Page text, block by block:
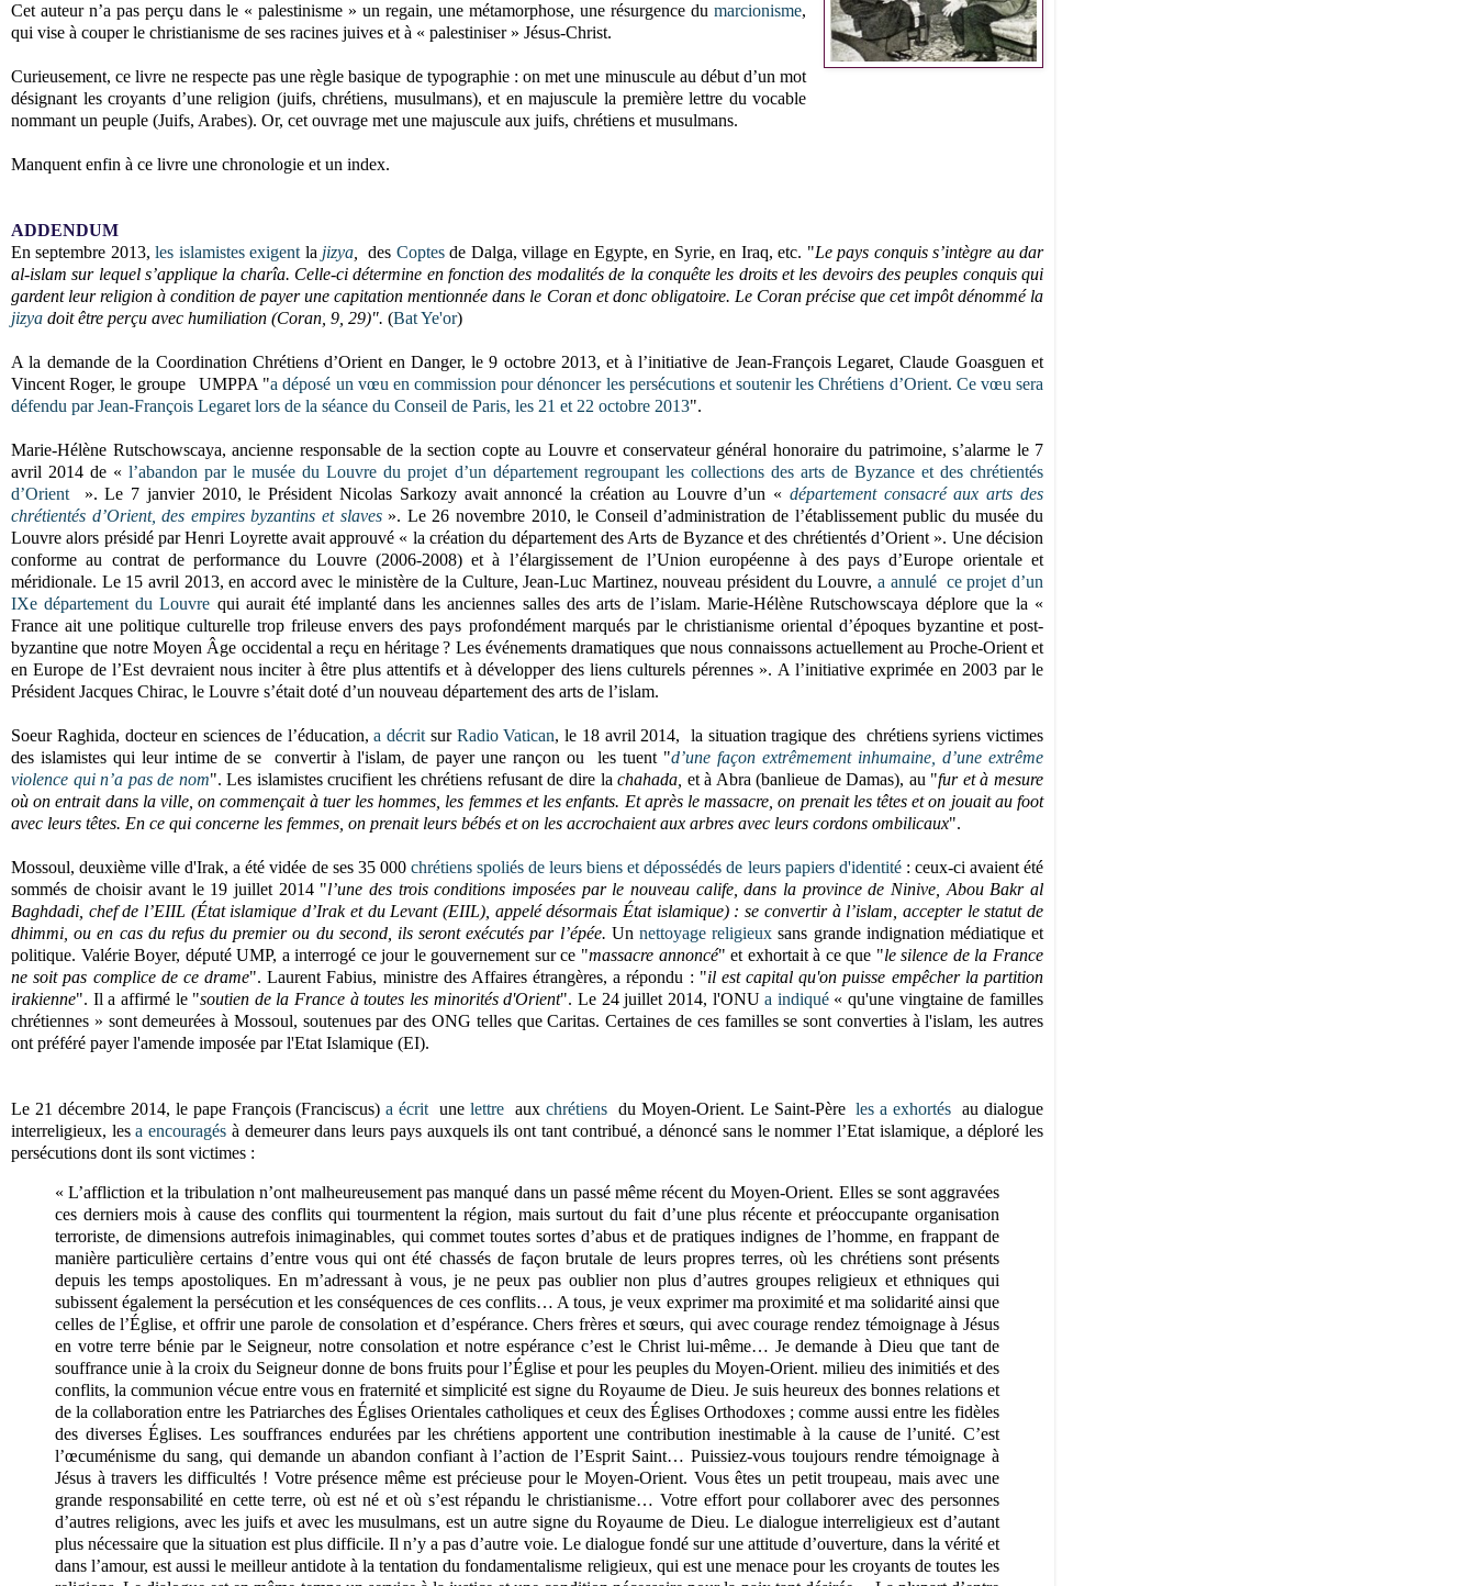
Cet auteur n’a pas perçu dans le « palestinisme » un regain, une métamorphose, une résurgence dumarcionisme,
qui vise à couper le christianisme de ses racines juives et à « palestiniser » Jésus-Christ.
Curieusement, ce livre ne respecte pas une règle basique de typographie : on met une minuscule au début d’un mot
désignant les croyants d’une religion (juifs, chrétiens, musulmans), et en majuscule la première lettre du vocable
nommant un peuple (Juifs, Arabes). Or, cet ouvrage met une majuscule aux juifs, chrétiens et musulmans.
Manquent enfin à ce livre une chronologie et un index.
ADDENDUM
En septembre 2013,les islamistes exigent la jizya des Coptesde Dalga, village en Egypte, en Syrie, en Iraq, etc. "Le pays conquis s’intègre au dar
al-islam sur lequel s’applique la charîa. Celle-ci détermine en fonction des modalités de la conquête les droits et les devoirs des peuples conquis qui
gardent leur religion à condition de payer une capitation mentionnée dans le Coran et donc obligatoire. Le Coran précise que cet impôt dénommé la
jizya doit être perçu avec humiliation (Coran, 9, 29)". (Bat Ye'or)
A la demande de la Coordination Chrétiens d’Orient en Danger, le 9 octobre 2013, et à l’initiative de Jean-François Legaret, Claude Goasguen et
Vincent Roger, le groupe UMPPA "a déposé un vœu en commission pour dénoncer les persécutions et soutenir les Chrétiens d’Orient. Ce vœu sera
défendu par Jean-François Legaret lors de la séance du Conseil de Paris, les 21 et 22 octobre 2013".
Marie-Hélène Rutschowscaya, ancienne responsable de la section copte au Louvre et conservateur général honoraire du patrimoine, s’alarme le 7
avril 2014 de «l’abandon par le musée du Louvre du projet d’un département regroupant les collections des arts de Byzance et des chrétientés
d’Orient ». Le 7 janvier 2010, le Président Nicolas Sarkozy avait annoncé la création au Louvre d’un « département consacré aux arts des
chrétientés d’Orient, des empires byzantins et slaves». Le 26 novembre 2010, le Conseil d’administration de l’établissement public du musée du
Louvre alors présidé par Henri Loyrette avait approuvé « la création du département des Arts de Byzance et des chrétientés d’Orient ». Une décision
conforme au contrat de performance du Louvre (2006-2008) et à l’élargissement de l’Union européenne à des pays d’Europe orientale et
méridionale. Le 15 avril 2013, en accord avec le ministère de la Culture, Jean-Luc Martinez, nouveau président du Louvre, a annulé ce projet d’un
IXe département du Louvre qui aurait été implanté dans les anciennes salles des arts de l’islam. Marie-Hélène Rutschowscaya déplore que la «
France ait une politique culturelle trop frileuse envers des pays profondément marqués par le christianisme oriental d’époques byzantine et post-
byzantine que notre Moyen Âge occidental a reçu en héritage ? Les événements dramatiques que nous connaissons actuellement au Proche-Orient et
en Europe de l’Est devraient nous inciter à être plus attentifs et à développer des liens culturels pérennes ». A l’initiative exprimée en 2003 par le
Président Jacques Chirac, le Louvre s’était doté d’un nouveau département des arts de l’islam.
Soeur Raghida, docteur en sciences de l’éducation,a décrit sur Radio Vatican, le 18 avril 2014, la situation tragique des chrétiens syriens victimes
des islamistes qui leur intime de se convertir à l'islam, de payer une rançon ou les tuent "d’une façon extrêmement inhumaine, d’une extrême
violence qui n’a pas de nom". Les islamistes crucifient les chrétiens refusant de dire lachahada, et à Abra (banlieue de Damas), au "fur et à mesure
où on entrait dans la ville, on commençait à tuer les hommes, les femmes et les enfants. Et après le massacre, on prenait les têtes et on jouait au foot
avec leurs têtes. En ce qui concerne les femmes, on prenait leurs bébés et on les accrochaient aux arbres avec leurs cordons ombilicaux".
Mossoul, deuxième ville d'Irak, a été vidée de ses 35 000 chrétiens spoliés de leurs biens et dépossédés de leurs papiers d'identité: ceux-ci avaient été
sommés de choisir avant le 19 juillet 2014 "l’une des trois conditions imposées par le nouveau calife, dans la province de Ninive, Abou Bakr al
Baghdadi, chef de l’EIIL (État islamique d’Irak et du Levant (EIIL), appelé désormais État islamique) : se convertir à l’islam, accepter le statut de
dhimmi, ou en cas du refus du premier ou du second, ils seront exécutés par l’épée. Un nettoyage religieux sans grande indignation médiatique et
politique. Valérie Boyer, député UMP, a interrogé ce jour le gouvernement sur ce "massacre annoncé" et exhortait à ce que "le silence de la France
ne soit pas complice de ce drame". Laurent Fabius, ministre des Affaires étrangères, a répondu : "il est capital qu'on puisse empêcher la partition
irakienne". Il a affirmé le "soutien de la France à toutes les minorités d'Orient". Le 24 juillet 2014, l'ONUa indiqué« qu'une vingtaine de familles
chrétiennes » sont demeurées à Mossoul, soutenues par des ONG telles que Caritas. Certaines de ces familles se sont converties à l'islam, les autres
ont préféré payer l'amende imposée par l'Etat Islamique (EI).
Le 21 décembre 2014, le pape François (Franciscus)a écrit unelettre aux chrétiensdu Moyen-Orient. Le Saint-Pèreles a exhortés au dialogue
interreligieux, lesa encouragés à demeurer dans leurs pays auxquels ils ont tant contribué, a dénoncé sans le nommer l’Etat islamique, a déploré les
persécutions dont ils sont victimes :
« L’affliction et la tribulation n’ont malheureusement pas manqué dans un passé même récent du Moyen-Orient. Elles se sont aggravées
ces derniers mois à cause des conflits qui tourmentent la région, mais surtout du fait d’une plus récente et préoccupante organisation
terroriste, de dimensions autrefois inimaginables, qui commet toutes sortes d’abus et de pratiques indignes de l’homme, en frappant de
manière particulière certains d’entre vous qui ont été chassés de façon brutale de leurs propres terres, où les chrétiens sont présents
depuis les temps apostoliques. En m’adressant à vous, je ne peux pas oublier non plus d’autres groupes religieux et ethniques qui
subissent également la persécution et les conséquences de ces conflits… A tous, je veux exprimer ma proximité et ma solidarité ainsi que
celles de l’Église, et offrir une parole de consolation et d’espérance. Chers frères et sœurs, qui avec courage rendez témoignage à Jésus
en votre terre bénie par le Seigneur, notre consolation et notre espérance c’est le Christ lui-même… Je demande à Dieu que tant de
souffrance unie à la croix du Seigneur donne de bons fruits pour l’Église et pour les peuples du Moyen-Orient. milieu des inimitiés et des
conflits, la communion vécue entre vous en fraternité et simplicité est signe du Royaume de Dieu. Je suis heureux des bonnes relations et
de la collaboration entre les Patriarches des Églises Orientales catholiques et ceux des Églises Orthodoxes ; comme aussi entre les fidèles
des diverses Églises. Les souffrances endurées par les chrétiens apportent une contribution inestimable à la cause de l’unité. C’est
l’œcuménisme du sang, qui demande un abandon confiant à l’action de l’Esprit Saint… Puissiez-vous toujours rendre témoignage à
Jésus à travers les difficultés ! Votre présence même est précieuse pour le Moyen-Orient. Vous êtes un petit troupeau, mais avec une
grande responsabilité en cette terre, où est né et où s’est répandu le christianisme… Votre effort pour collaborer avec des personnes
d’autres religions, avec les juifs et avec les musulmans, est un autre signe du Royaume de Dieu. Le dialogue interreligieux est d’autant
plus nécessaire que la situation est plus difficile. Il n’y a pas d’autre voie. Le dialogue fondé sur une attitude d’ouverture, dans la vérité et
dans l’amour, est aussi le meilleur antidote à la tentation du fondamentalisme religieux, qui est une menace pour les croyants de toutes les